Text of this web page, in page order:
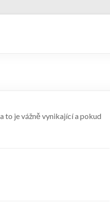
to je vážně vynikající a pokud